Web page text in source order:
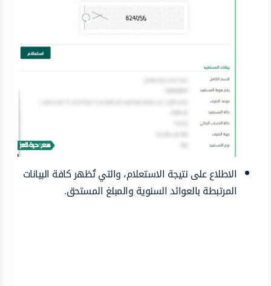
الاطلاع على نتيجة الاستعلام، والتي تُظهر كافة البيانات
المرتبطة بالعوائد السنوية والمبلغ المستحق.